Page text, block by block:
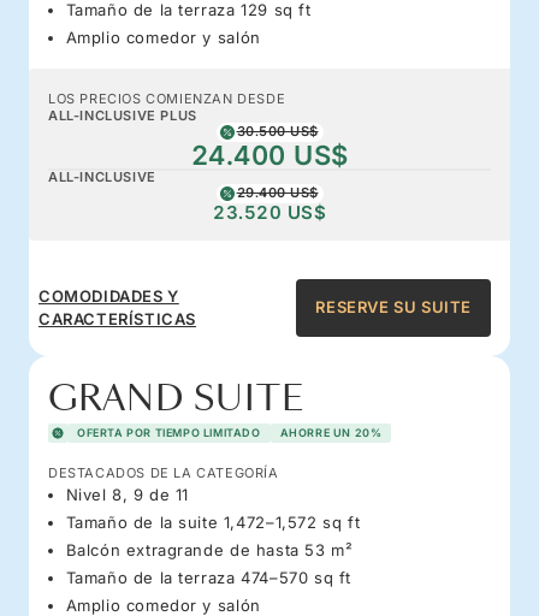
Tamaño de la terraza 129 sq ft
Amplio comedor y salón
LOS PRECIOS COMIENZAN DESDE
ALL-INCLUSIVE PLUS
30.500 US$
24.400 US$
ALL-INCLUSIVE
29.400 US$
23.520 US$
COMODIDADES Y
CARACTERÍSTICAS
RESERVE SU SUITE
GRAND SUITE
OFERTA POR TIEMPO LIMITADO AHORRE UN 20%
DESTACADOS DE LA CATEGORÍA
Nivel 8, 9 de 11
Tamaño de la suite 1,472–1,572 sq ft
Balcón extragrande de hasta 53 m²
Tamaño de la terraza 474–570 sq ft
Amplio comedor y salón